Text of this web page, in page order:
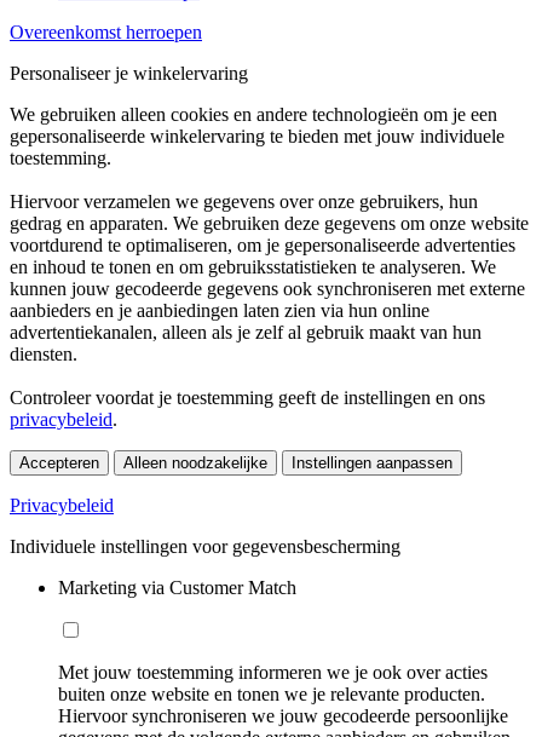
Overeenkomst herroepen
Personaliseer je winkelervaring
We gebruiken alleen cookies en andere technologieën om je een
gepersonaliseerde winkelervaring te bieden met jouw individuele
toestemming.
Hiervoor verzamelen we gegevens over onze gebruikers, hun
gedrag en apparaten. We gebruiken deze gegevens om onze website
voortdurend te optimaliseren, om je gepersonaliseerde advertenties
en inhoud te tonen en om gebruiksstatistieken te analyseren. We
kunnen jouw gecodeerde gegevens ook synchroniseren met externe
aanbieders en je aanbiedingen laten zien via hun online
advertentiekanalen, alleen als je zelf al gebruik maakt van hun
diensten.
Controleer voordat je toestemming geeft de instellingen en ons
privacybeleid.
Accepteren Alleen noodzakelijke Instellingen aanpassen
Privacybeleid
Individuele instellingen voor gegevensbescherming
Marketing via Customer Match
Met jouw toestemming informeren we je ook over acties
buiten onze website en tonen we je relevante producten.
Hiervoor synchroniseren we jouw gecodeerde persoonlijke